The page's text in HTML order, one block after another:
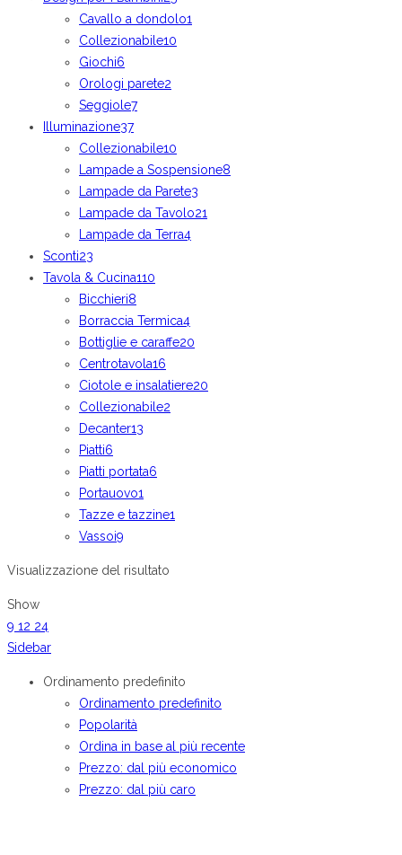
Cavallo a dondolo1
Collezionabile10
Giochi6
Orologi parete2
Seggiole7
Illuminazione37
Collezionabile10
Lampade a Sospensione8
Lampade da Parete3
Lampade da Tavolo21
Lampade da Terra4
Sconti23
Tavola & Cucina110
Bicchieri8
Borraccia Termica4
Bottiglie e caraffe20
Centrotavola16
Ciotole e insalatiere20
Collezionabile2
Decanter13
Piatti6
Piatti portata6
Portauovo1
Tazze e tazzine1
Vassoi9
Visualizzazione del risultato
Show
9 12 24
Sidebar
Ordinamento predefinito
Ordinamento predefinito
Popolarità
Ordina in base al più recente
Prezzo: dal più economico
Prezzo: dal più caro